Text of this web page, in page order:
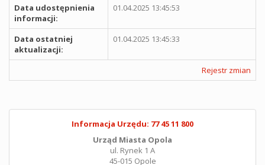
Data udostępnienia
informacji:
01.04.2025 13:45:53
Data ostatniej
aktualizacji:
01.04.2025 13:45:33
Rejestr zmian
Informacja Urzędu: 77 45 11 800
Urząd Miasta Opola
ul. Rynek 1 A
45-015 Opole